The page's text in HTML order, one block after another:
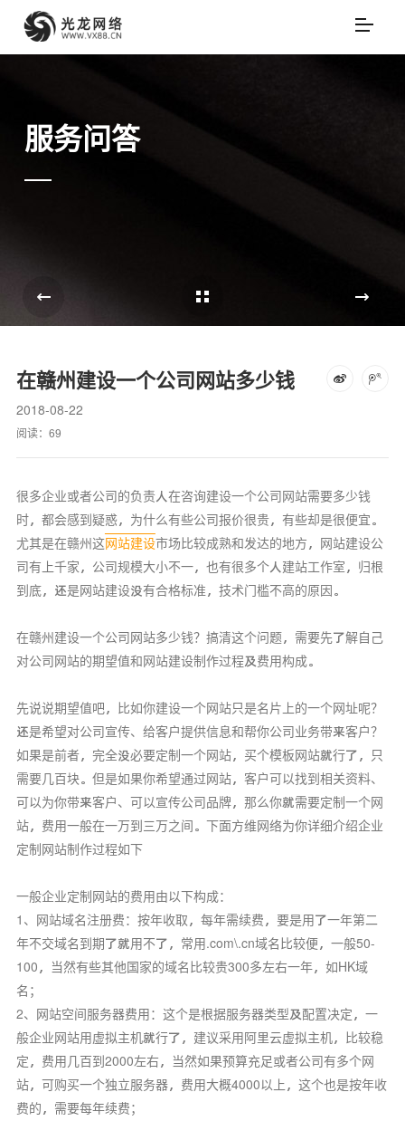
服务问答
在赣州建设一个公司网站多少钱
2018-08-22
阅读： 69
很多企业或者公司的负责人在咨询建设一个公司网站需要多少钱
时，都会感到疑惑，为什么有些公司报价很贵，有些却是很便宜。
尤其是在赣州这网站建设市场比较成熟和发达的地方，网站建设公
司有上千家，公司规模大小不一，也有很多个人建站工作室，归根
到底，还是网站建设没有合格标准，技术门槛不高的原因。
在赣州建设一个公司网站多少钱？搞清这个问题，需要先了解自己
对公司网站的期望值和网站建设制作过程及费用构成。
先说说期望值吧，比如你建设一个网站只是名片上的一个网址呢？
还是希望对公司宣传、给客户提供信息和帮你公司业务带来客户？
如果是前者，完全没必要定制一个网站，买个模板网站就行了，只
需要几百块。但是如果你希望通过网站，客户可以找到相关资料、
可以为你带来客户、可以宣传公司品牌，那么你就需要定制一个网
站，费用一般在一万到三万之间。下面方维网络为你详细介绍企业
定制网站制作过程如下
一般企业定制网站的费用由以下构成：
1、网站域名注册费：按年收取，每年需续费，要是用了一年第二
年不交域名到期了就用不了，常用.com\.cn域名比较便，一般50-
100，当然有些其他国家的域名比较贵300多左右一年，如HK域
名；
2、网站空间服务器费用：这个是根据服务器类型及配置决定，一
般企业网站用虚拟主机就行了，建议采用阿里云虚拟主机，比较稳
定，费用几百到2000左右，当然如果预算充足或者公司有多个网
站，可购买一个独立服务器，费用大概4000以上，这个也是按年收
费的，需要每年续费；